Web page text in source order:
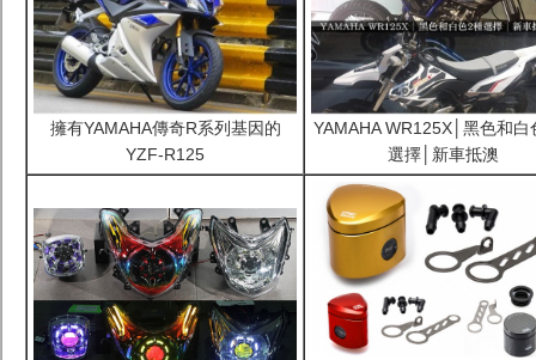
擁有YAMAHA傳奇R系列基因的
YZF-R125
YAMAHA WR125X│黑色和白
選擇│新車抵澳